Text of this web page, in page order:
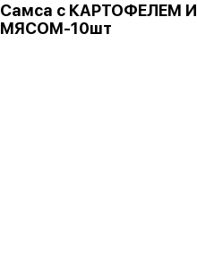
Самса с КАРТОФЕЛЕМ И
МЯСОМ-10шт